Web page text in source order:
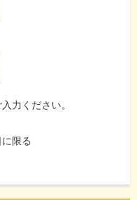
力ください。
限る